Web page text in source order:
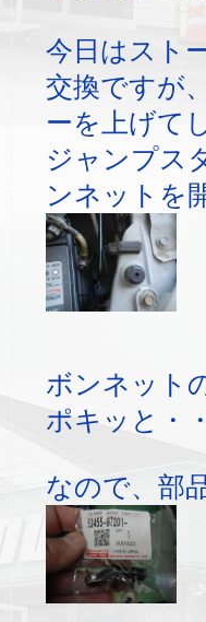
今日はスト
交換ですが
ーを上げて
ジャンプス
ンネットを
ボンネット
ポキッと・
なので、部